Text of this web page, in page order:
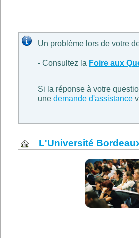
Un problème lors de votre
- Consultez la Foire aux
Si la réponse à votre
une demande d'assistance
L'Université